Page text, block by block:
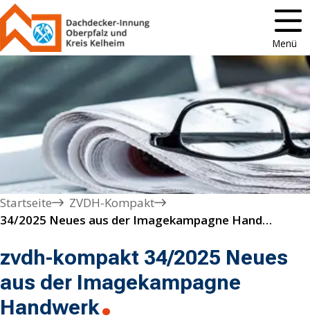
Menü
Startseite
ZVDH-Kompakt
34/2025 Neues aus der Imagekampagne Handwerk
zvdh-kompakt 34/2025 Neues
aus der Imagekampagne
Handwerk